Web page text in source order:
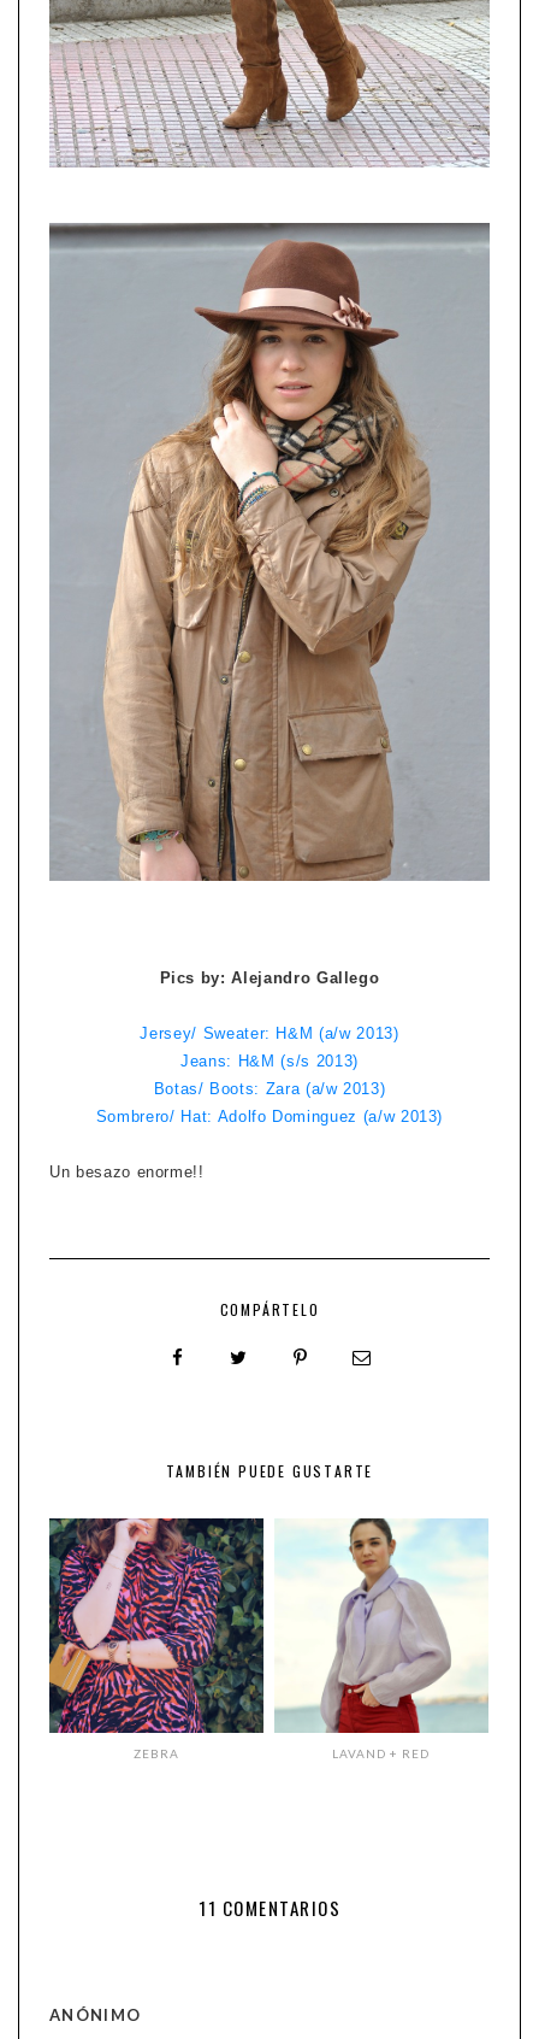
Pics by: Alejandro Gallego
Jersey/ Sweater: H&M (a/w 2013)
Jeans: H&M (s/s 2013)
Botas/ Boots: Zara (a/w 2013)
Sombrero/ Hat: Adolfo Dominguez (a/w 2013)
Un besazo enorme!!
COMPÁRTELO
TAMBIÉN PUEDE GUSTARTE
ZEBRA LAVAND + RED
11 COMENTARIOS
ANÓNIMO